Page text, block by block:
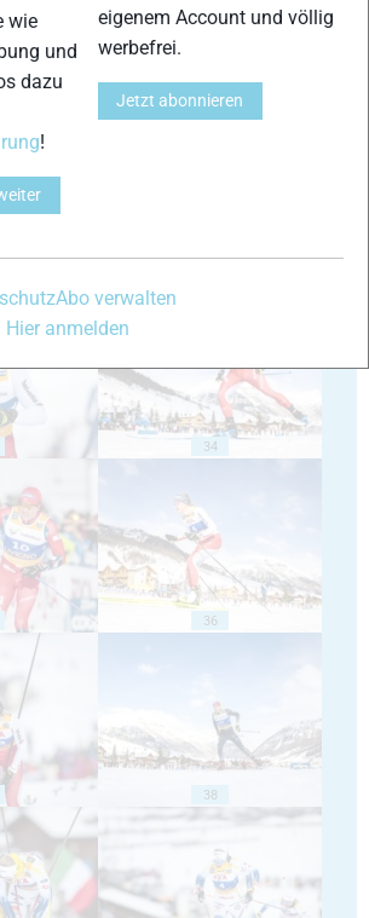
30
34
36
38
wie
und
dazu
!
eigenem Account und völlig
werbefrei.
Jetzt abonnieren
Abo verwalten
anmelden